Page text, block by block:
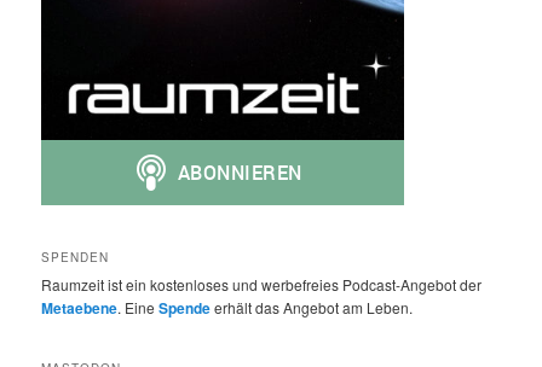
SPENDEN
Raumzeit ist ein kostenloses und werbefreies Podcast-Angebot der
Metaebene. EineSpendeerhält das Angebot am Leben.